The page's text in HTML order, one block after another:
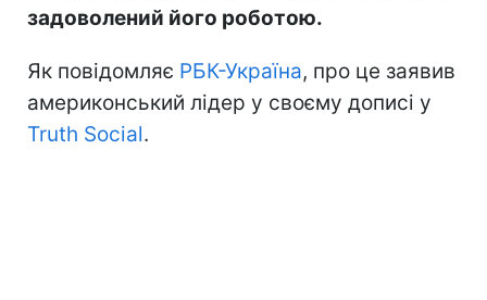
задоволений його роботою.
Як повідомляє РБК-Україна, про це заявив
америконський лідер у своєму дописі у
Truth Social.